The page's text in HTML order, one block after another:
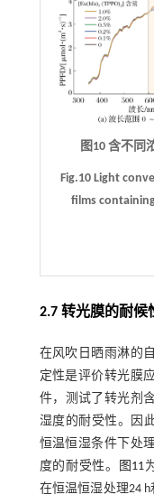
图10 含不同
Fig.10 Light
films
2.7 转光膜的耐候
在风吹日晒雨淋的
定性是评价转光膜
件，测试了转光剂
湿度的耐受性。因
恒温恒湿条件下处
度的耐受性。
图11
在恒温恒湿处理24 h